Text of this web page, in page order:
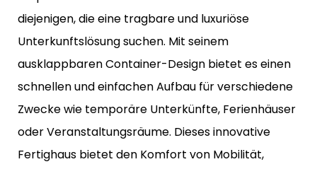
diejenigen, die eine tragbare und luxuriöse
Unterkunftslösung suchen. Mit seinem
ausklappbaren Container-Design bietet es einen
schnellen und einfachen Aufbau für verschiedene
Zwecke wie temporäre Unterkünfte, Ferienhäuser
oder Veranstaltungsräume. Dieses innovative
Fertighaus bietet den Komfort von Mobilität,